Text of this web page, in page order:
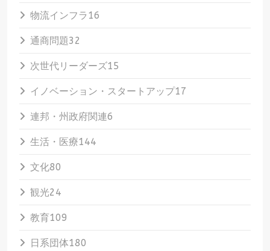
物流インフラ16
通商問題32
次世代リーダーズ15
イノベーション・スタートアップ17
連邦・州政府関連6
生活・医療144
文化80
観光24
教育109
日系団体180